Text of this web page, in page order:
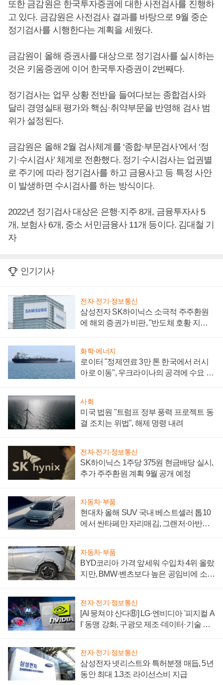
또한 금감원은 한국투자증권에 대한 사전검사를 진행하
고 있다. 금감원은 사전검사 결과를 바탕으로 9월 중순
정기검사를 시행한다는 계획을 세웠다.
금감원이 올해 증권사를 대상으로 정기검사를 실시하는
것은 키움증권에 이어 한국투자증권이 2번째다.
정기검사는 업무 상황 전반을 들여다보는 종합검사와
달리 경영실태 평가와 핵심·취약부문을 반영해 검사 범
위가 설정된다.
금감원은 올해 2월 검사체계를 ‘종합·부문검사’에서 ‘정
기·수시검사’ 체계로 전환했다. 정기·수시검사는 업권별
로 주기에 따라 정기검사를 하고 금융사고 등 특정 사안
이 발생하면 수시검사를 하는 방식이다.
2022년 정기검사 대상은 은행·지주 8개, 금융투자사 5
개, 보험사 6개, 중소 서민금융사 11개 등이다. 김대철 기
자
인기기사
전자·전기·정보통신
삼성전자 SK하이닉스 소극적 주주환원
에 해외 증권가 비판, "반도체 호황 지속
화학·에너지
로이터 "정제연료 3만 톤 한국에서 러시
아로 이동", 우크라이나의 공격에 수요 늘
사회
미국 법원 "트럼프 정부 풍력 프로젝트 동
결 조치는 위법", 해제 명령 내려
전자·전기·정보통신
SK하이닉스 1주당 375원 현금배당 실시,
추가 주주환원 계획 9월 공개 예정
자동차·부품
현대차 올해 SUV 국내 베스트셀러 톱10
에서 싼타페만 자리매김, 그랜저·아반떼
자동차·부품
BYD코리아 가격 앞세워 수입차 4위 올랐
지만, BMW·벤츠보다 높은 공임비에 소비
전자·전기·정보통신
[AI 뭉쳐야 산다⑧] LG·엔비디아 '피지컬 A
I' 동맹 강화, 구광모 제조·데이터·기술 결
전자·전기·정보통신
삼성전자 넷리스트와 특허분쟁 매듭, 5년
동안 최대 1.3조 라이선스비 지급